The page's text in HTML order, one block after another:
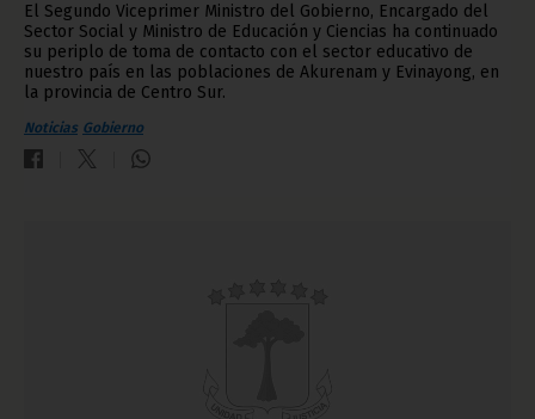
El Segundo Viceprimer Ministro del Gobierno, Encargado del
Sector Social y Ministro de Educación y Ciencias ha continuado
su periplo de toma de contacto con el sector educativo de
nuestro país en las poblaciones de Akurenam y Evinayong, en
la provincia de Centro Sur.
Noticias Gobierno